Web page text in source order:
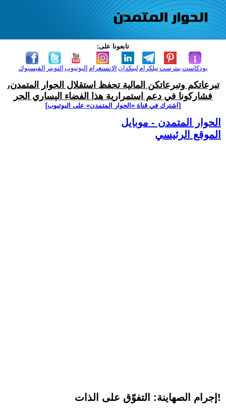
تابعونا على:
الفيسبوك التويتر اليوتيوب الانستغرام لينكدإن تيلكرامبنترست بودكاست
تبرعاتكم وتبرعاتكن المالية تحفظ استقلال الحوار المتمدن،
فشاركونا في دعم استمرارية هذا الفضاء اليساري الحر
[اشترك في قناة ‫«الحوار المتمدن» على اليوتيوب]
الحوار المتمدن - موبايل
الموقع الرئيسي
إجرام الصهاينة: التفوّق على الذات!